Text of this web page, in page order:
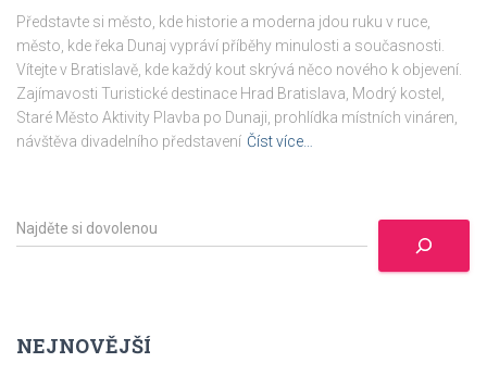
Představte si město, kde historie a moderna jdou ruku v ruce,
město, kde řeka Dunaj vypráví příběhy minulosti a současnosti.
Vítejte v Bratislavě, kde každý kout skrývá něco nového k objevení.
Zajímavosti Turistické destinace Hrad Bratislava, Modrý kostel,
Staré Město Aktivity Plavba po Dunaji, prohlídka místních vináren,
návštěva divadelního představení Číst více…
H
l
tNEJNOVĚJŠÍ